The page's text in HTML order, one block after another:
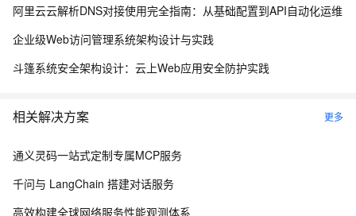
阿里云云解析DNS对接使用完全指南：从基础配置到API自动化运维
企业级Web访问管理系统架构设计与实践
斗篷系统安全架构设计：云上Web应用安全防护实践
相关解决方案 更多
通义灵码一站式定制专属MCP服务
千问与 LangChain 搭建对话服务
高效构建全球网络服务性能观测体系